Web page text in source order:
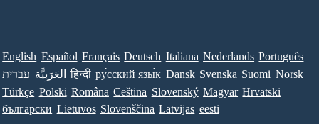
English Español Français Deutsch Italiana Nederlands Português
עברית العَرَبِيَّة हिन्दी ру́сский язы́к Dansk Svenska Suomi Norsk
Türkçe Polski Româna Ceština Slovenský Magyar Hrvatski
български Lietuvos Slovenščina Latvijas eesti